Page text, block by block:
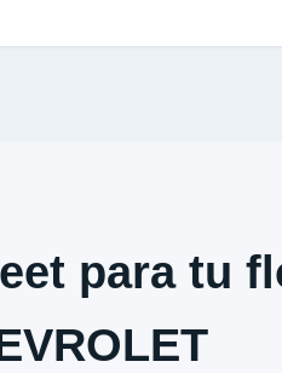
para tu